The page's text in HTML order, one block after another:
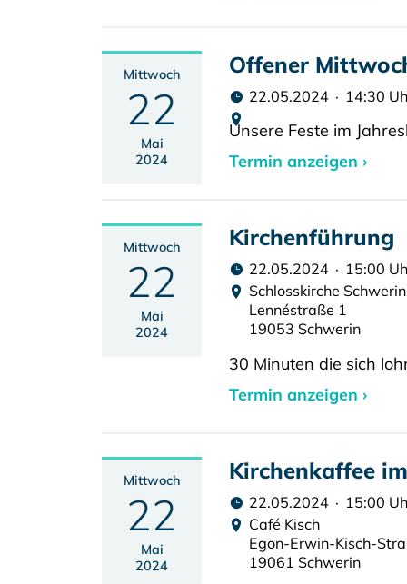
Mittwoch
22
Mai
2024
Offener
22.05.2024 · 14:30
Unsere Feste im
Termin anzeigen ›
Mittwoch
22
Mai
2024
Kirchenführung
22.05.2024 · 15:00
Schlosskirche Schwerin
Lennéstraße 1
19053 Schwerin
30 Minuten die sich
Termin anzeigen ›
Mittwoch
22
Mai
2024
Kirchenkaffee
22.05.2024 · 15:00
Café Kisch
Egon-Erwin-Kisch-
19061 Schwerin